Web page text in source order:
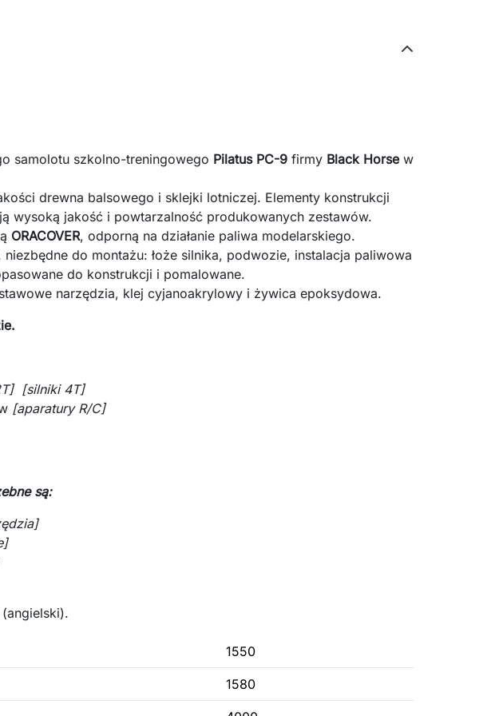
samolotu szkolno-treningowego Pilatus PC-9 firmy Black Horse w
drewna balsowego i sklejki lotniczej. Elementy konstrukcji
wysoką jakość i powtarzalność produkowanych zestawów.
ORACOVER, odporną na działanie paliwa modelarskiego.
do montażu: łoże silnika, podwozie, instalacja paliwowa
do konstrukcji i pomalowane.
narzędzia, klej cyjanoakrylowy i żywica epoksydowa.
[silniki 4T]
[aparatury R/C]
są:
1550
1580